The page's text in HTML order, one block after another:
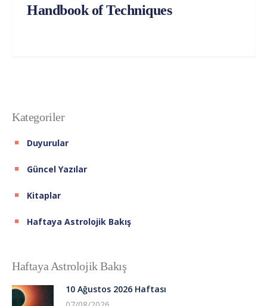
Handbook of Techniques
Kategoriler
Duyurular
Güncel Yazılar
Kitaplar
Haftaya Astrolojik Bakış
Haftaya Astrolojik Bakış
10 Ağustos 2026 Haftası